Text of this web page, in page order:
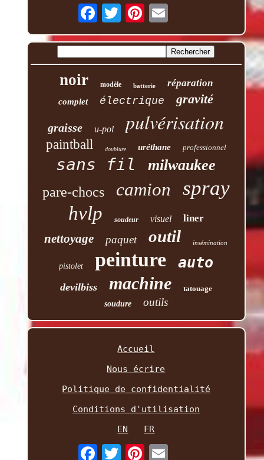
noir modèle batterie réparation
complet électrique gravité
graisse u-pol pulvérisation
paintball doublure uréthane professionnel
sans fil milwaukee
pare-chocs camion spray
hvlp soudeur visuel liner
nettoyage paquet outil insémination
pistolet peinture auto
devilbiss machine
tatouage
soudure
outils
Accueil
Nous écrire
Politique de confidentialité
Conditions d'utilisation
EN
FR